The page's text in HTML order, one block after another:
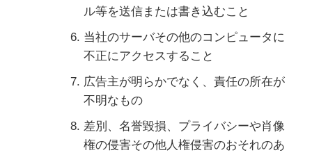
ル等を送信または書き込むこと
当社のサーバその他のコンピュータに
不正にアクセスすること
広告主が明らかでなく、責任の所在が
不明なもの
差別、名誉毀損、プライバシーや肖像
権の侵害その他人権侵害のおそれのあ